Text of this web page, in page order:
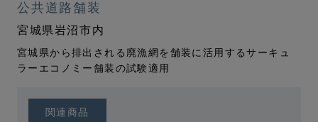
公共道路舗装
宮城県岩沼市内
宮城県から排出される廃漁網を舗装に活用するサーキュ
ラーエコノミー舗装の試験適用
関連商品